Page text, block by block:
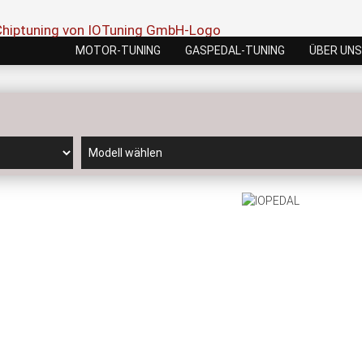
MOTOR-TUNING GASPEDAL-TUNING ÜBER UNS